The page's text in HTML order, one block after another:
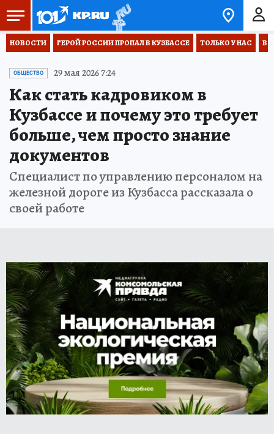
НОВОСТИ ГЕРОЙ РОССИИ ПРОПАЛ В КУЗБАССЕ ТОЛЬКО У НАС
ОБЩЕСТВО 29 мая 2026 7:24
Как стать кадровиком в
Кузбассе и почему это требует
больше, чем просто знание
документов
Специалист по управлению персоналом на
железной дороге из Кузбасса рассказала о
своей работе